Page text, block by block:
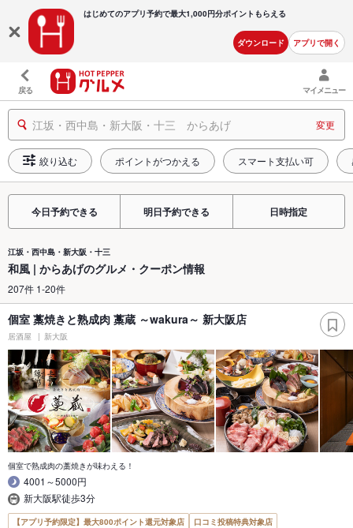
はじめてのアプリ予約で最大1,000円分ポイントもらえる
ダウンロード アプリで開く
戻る マイメニュー
江坂・西中島・新大阪・十三 からあげ 変更
絞り込む ポイントがつかえる スマート支払い可
今日予約できる 明日予約できる 日時指定
江坂・西中島・新大阪・十三
和風 | からあげのグルメ・クーポン情報
207件 1-20件
個室 藁焼きと熟成肉 藁蔵 ～wakura～ 新大阪店
居酒屋 新大阪
個室で熟成肉の藁焼きが味わえる！
4001～5000円
新大阪駅徒歩3分
【アプリ予約限定】最大800ポイント還元対象店
口コミ投稿特典対象店